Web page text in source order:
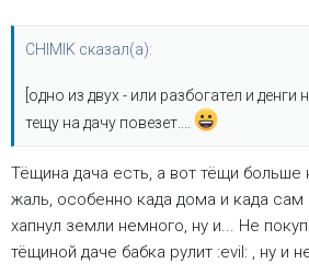
CHIMIK сказал(а):
[одно из двух - или разбогател и денги
тещу на дачу повезет....
Тёщина дача есть, а вот тёщи больше
жаль, особенно када дома и када
хапнул земли немного, ну и... Не
тёщиной даче бабка рулит :evil: , ну и